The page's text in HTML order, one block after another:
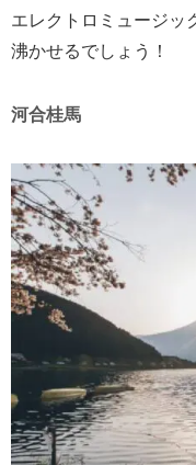
エレクトロミュージッ
沸かせるでしょう！
河合桂馬